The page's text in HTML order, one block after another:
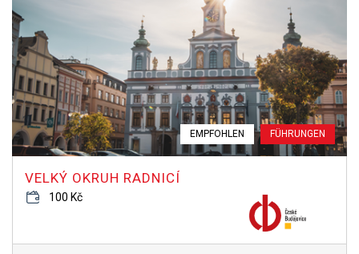
EMPFOHLEN FÜHRUNGEN
VELKÝ OKRUH RADNICÍ
100 Kč